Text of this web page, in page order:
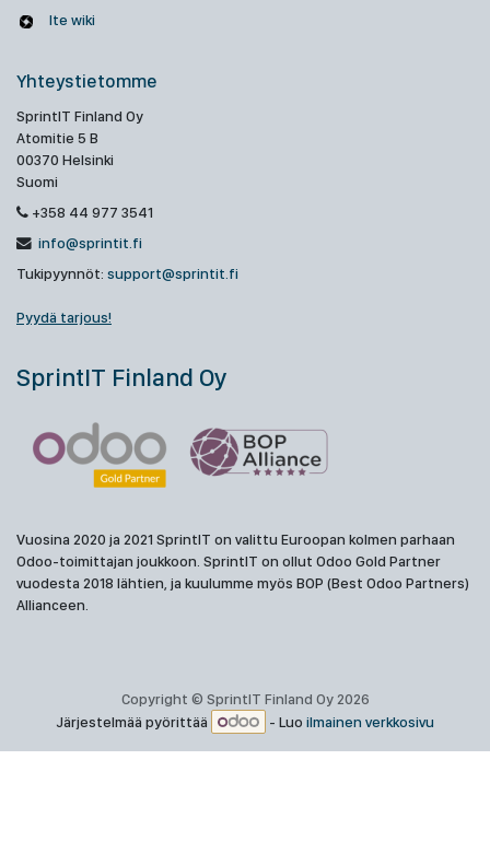
Ite wiki
Yhteystietomme
SprintIT Finland Oy
Atomitie 5 B
00370 Helsinki
Suomi
+358 44 977 3541
info@sprintit.fi
Tukipyynnöt: support@sprintit.fi
Pyydä tarjous!
SprintIT Finland Oy
Vuosina 2020 ja 2021 SprintIT on valittu Euroopan kolmen parhaan
Odoo-toimittajan joukkoon. SprintIT on ollut Odoo Gold Partner
vuodesta 2018 lähtien, ja kuulumme myös BOP (Best Odoo Partners)
Allianceen.
Copyright © SprintIT Finland Oy 2026
Järjestelmää pyörittää
- Luo ilmainen verkkosivu